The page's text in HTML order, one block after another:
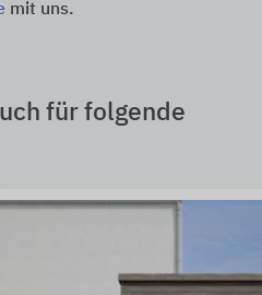
mit uns.
für folgende